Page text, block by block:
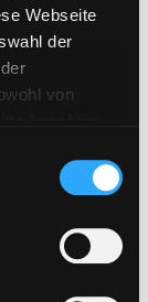
Webseite
der
von
in
des EWR
kann. In
für
die vor dem